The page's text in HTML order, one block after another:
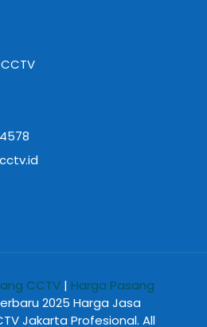
CCTV | Harga Pasang
2025 Harga Jasa
Jakarta Profesional. All